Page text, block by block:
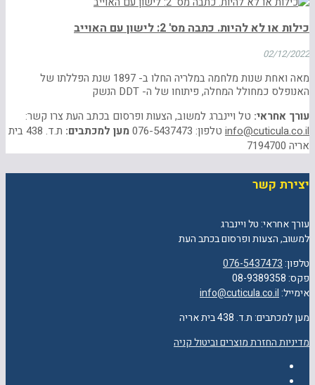
כילות או לא להיות. כתבה מס' 2: לישון עם האוייב
02/12/2022
מאה ואחת שנות מלחמה במלריה החלו ב- 1897 שנת הפללתו של
האנופלס כמחולל המחלה, פיתוחו של ה- DDT הנשק
עורך אחראי: טל ויינברג למשוב, הצעות ופרסום בכתב העת צרו קשר:
info@cuticula.co.il טלפון: 076-5437473 מען למכתבים:
ת.ד. 438 בית
אריה 7194700
יצירת קשר
עורך אחראי: טל ויינברג
למשוב, הצעות ופרסום בכתב העת
טלפון:076-5437473
פקס: 08-9389358
אימייל:info@cuticula.co.il
מען למכתבים: ת.ד. 438 בית אריה
מדיניות החזרת מוצרים וביטול קניה